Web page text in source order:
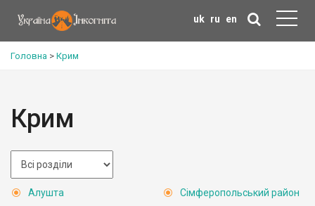
uk ru en
Головна > Крим
Крим
Алушта
Сімферопольський район